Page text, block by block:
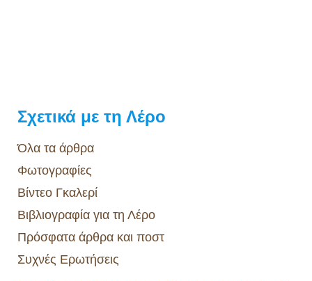
Σχετικά με τη Λέρο
Όλα τα άρθρα
Φωτογραφίες
Βίντεο Γκαλερί
Βιβλιογραφία για τη Λέρο
Πρόσφατα άρθρα και ποστ
Συχνές Ερωτήσεις